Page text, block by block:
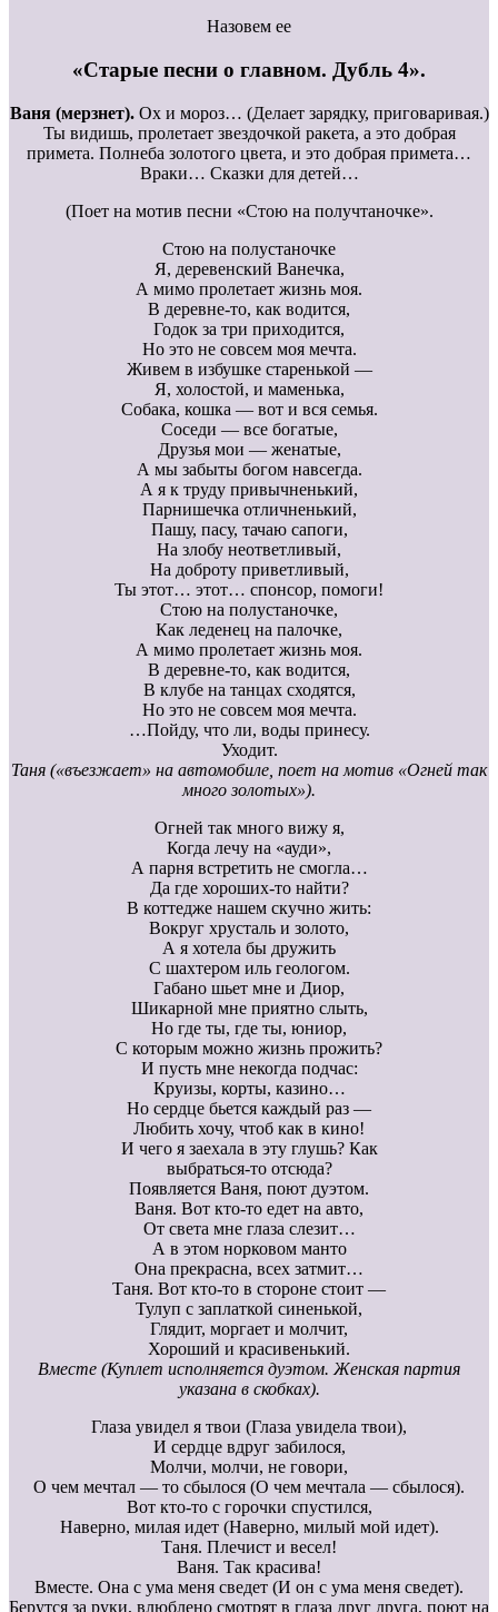
Назовем ее
«Старые песни о главном. Дубль 4».
Ваня (мерзнет).Ох и мороз… (Делает зарядку, приговаривая.)
Ты видишь, пролетает звездочкой ракета, а это добрая
примета. Полнеба золотого цвета, и это добрая примета…
Враки… Сказки для детей…
(Поет на мотив песни «Стою на получтаночке».
Стою на полустаночке
Я, деревенский Ванечка,
А мимо пролетает жизнь моя.
В деревне-то, как водится,
Годок за три приходится,
Но это не совсем моя мечта.
Живем в избушке старенькой —
Я, холостой, и маменька,
Собака, кошка — вот и вся семья.
Соседи — все богатые,
Друзья мои — женатые,
А мы забыты богом навсегда.
А я к труду привычненький,
Парнишечка отличненький,
Пашу, пасу, тачаю сапоги,
На злобу неответливый,
На доброту приветливый,
Ты этот… этот… спонсор, помоги!
Стою на полустаночке,
Как леденец на палочке,
А мимо пролетает жизнь моя.
В деревне-то, как водится,
В клубе на танцах сходятся,
Но это не совсем моя мечта.
…Пойду, что ли, воды принесу.
Уходит.
Таня («въезжает» на автомобиле, поет на мотив «Огней так
много золотых»).
Огней так много вижу я,
Когда лечу на «ауди»,
А парня встретить не смогла…
Да где хороших-то найти?
В коттедже нашем скучно жить:
Вокруг хрусталь и золото,
А я хотела бы дружить
С шахтером иль геологом.
Габано шьет мне и Диор,
Шикарной мне приятно слыть,
Но где ты, где ты, юниор,
С которым можно жизнь прожить?
И пусть мне некогда подчас:
Круизы, корты, казино…
Но сердце бьется каждый раз —
Любить хочу, чтоб как в кино!
И чего я заехала в эту глушь? Как
выбраться-то отсюда?
Появляется Ваня, поют дуэтом.
Ваня. Вот кто-то едет на авто,
От света мне глаза слезит…
А в этом норковом манто
Она прекрасна, всех затмит…
Таня. Вот кто-то в стороне стоит —
Тулуп с заплаткой синенькой,
Глядит, моргает и молчит,
Хороший и красивенький.
Вместе (Куплет исполняется дуэтом. Женская партия
указана в скобках).
Глаза увидел я твои (Глаза увидела твои),
И сердце вдруг забилося,
Молчи, молчи, не говори,
О чем мечтал — то сбылося (О чем мечтала — сбылося).
Вот кто-то с горочки спустился,
Наверно, милая идет (Наверно, милый мой идет).
Таня. Плечист и весел!
Ваня. Так красива!
Вместе. Она с ума меня сведет (И он с ума меня сведет).
Берутся за руки, влюблено смотрят в глаза друг друга, поют на